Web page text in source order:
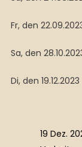
Fr, den
Sa, den
Di, den
19 Dez.